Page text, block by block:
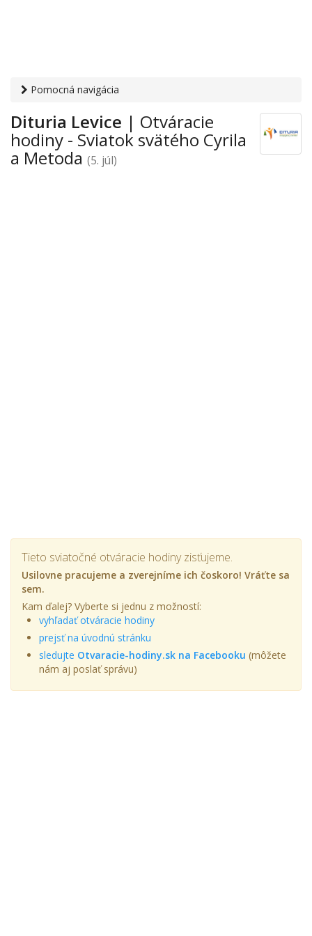
Pomocná navigácia
zábavné centrá›Sviatok svätého Cyrila a Metoda
Levice
Dituria Levice | Otváracie
hodiny - Sviatok svätého Cyrila
a Metoda (5. júl)
Tieto sviatočné otváracie hodiny zisťujeme.
Usilovne pracujeme a zverejníme ich čoskoro! Vráťte sa
sem.
Kam ďalej? Vyberte si jednu z možností:
vyhľadať otváracie hodiny
prejsť na úvodnú stránku
sledujte Otvaracie-hodiny.sk na Facebooku (môžete
nám aj poslať správu)